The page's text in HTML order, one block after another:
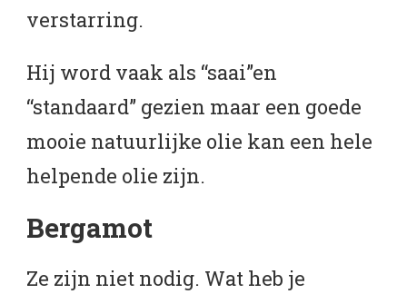
verstarring.
Hij word vaak als “saai”en
“standaard” gezien maar een goede
mooie natuurlijke olie kan een hele
helpende olie zijn.
Bergamot
Ze zijn niet nodig. Wat heb je